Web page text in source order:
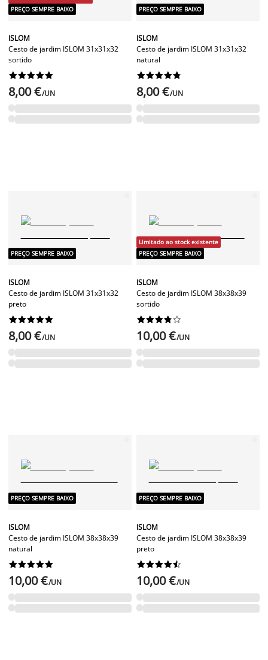
PREÇO SEMPRE BAIXO
ISLOM
Cesto de jardim ISLOM 31x31x32
sortido






8,00 €/UN
PREÇO SEMPRE BAIXO
ISLOM
Cesto de jardim ISLOM 31x31x32
natural






8,00 €/UN
PREÇO SEMPRE BAIXO
ISLOM
Cesto de jardim ISLOM 31x31x32
preto






8,00 €/UN
Limitado ao stock existente
PREÇO SEMPRE BAIXO
ISLOM
Cesto de jardim ISLOM 38x38x39
sortido






10,00 €/UN
PREÇO SEMPRE BAIXO
ISLOM
Cesto de jardim ISLOM 38x38x39
natural






10,00 €/UN
PREÇO SEMPRE BAIXO
ISLOM
Cesto de jardim ISLOM 38x38x39
preto






10,00 €/UN